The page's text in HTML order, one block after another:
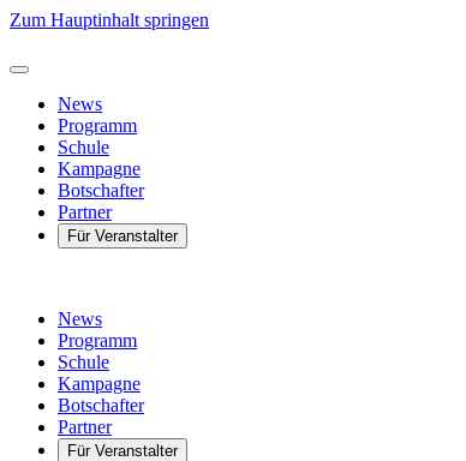
Zum Hauptinhalt springen
News
Programm
Schule
Kampagne
Botschafter
Partner
Für Veranstalter
News
Programm
Schule
Kampagne
Botschafter
Partner
Für Veranstalter